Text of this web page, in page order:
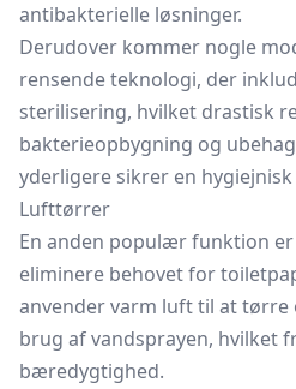
antibakterielle løsninger.
Derudover kommer nogle
rensende teknologi, der
sterilisering, hvilket drastisk
bakterieopbygning og
yderligere sikrer en hygiejnisk
Lufttørrer
En anden populær funktion
eliminere behovet for
anvender varm luft til at
brug af vandsprayen, hvilket
bæredygtighed.